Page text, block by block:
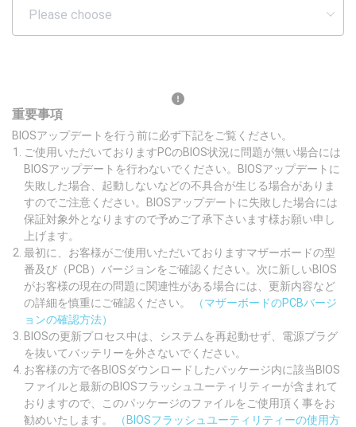
重要事項
BIOSアップデートを行う前に必ず下記をご覧ください。
ご使用いただいておりますPCのBIOS状況に問題が無い場合には
BIOSアップデートを行わないでください。BIOSアップデートに
失敗した場合、起動しないなどの不具合が生じる場合がありま
すのでご注意ください。BIOSアップデートに失敗した場合には
保証対象外となりますので予めご了承下さいます様お願い申し
上げます。
最初に、お客様がご使用いただいておりますマザーボードの型
番及び（PCB）バージョンをご確認ください。次に新しいBIOS
がお客様の現在の問題に関連性がある場合には、更新内容など
の詳細を慎重にご確認ください。
（マザーボードのPCBバージ
ョンの確認方法）
BIOSの更新プロセス中は、システムを再起動せず、電源プラグ
を抜いてバッテリーを外さないでください。
お客様の方で各BIOSダウンロードしたパッケージ内に該当BIOS
ファイルと最新のBIOSフラッシュユーティリティーが含まれて
おりますので、このパッケージのファイルをご使用頂く事をお
勧めいたします。
（BIOSフラッシュユーティリティーの使用方